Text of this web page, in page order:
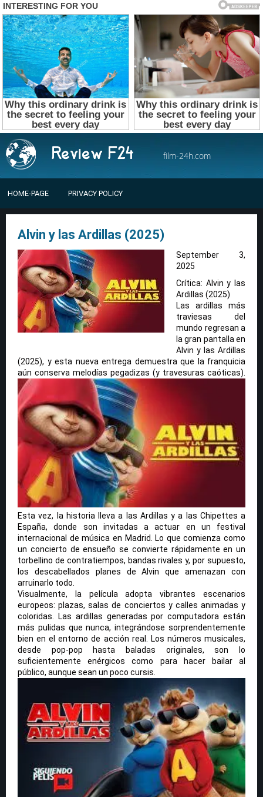
film-24h.com
HOME-PAGE PRIVACY POLICY
Alvin y las Ardillas (2025)
September 3,
2025
Crítica: Alvin y las
Ardillas (2025)
Las ardillas más
traviesas del
mundo regresan a
la gran pantalla en
Alvin y las Ardillas
(2025), y esta nueva entrega demuestra que la franquicia
aún conserva melodías pegadizas (y travesuras caóticas).
Esta vez, la historia lleva a las Ardillas y a las Chipettes a
España, donde son invitadas a actuar en un festival
internacional de música en Madrid. Lo que comienza como
un concierto de ensueño se convierte rápidamente en un
torbellino de contratiempos, bandas rivales y, por supuesto,
los descabellados planes de Alvin que amenazan con
arruinarlo todo.
Visualmente, la película adopta vibrantes escenarios
europeos: plazas, salas de conciertos y calles animadas y
coloridas. Las ardillas generadas por computadora están
más pulidas que nunca, integrándose sorprendentemente
bien en el entorno de acción real. Los números musicales,
desde pop-pop hasta baladas originales, son lo
suficientemente enérgicos como para hacer bailar al
público, aunque sean un poco cursis.